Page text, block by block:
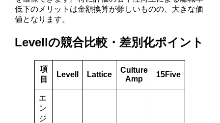
低下のメリットは金額換算が難しいものの、大きな価
値となります。
Levellの競合比較・差別化ポイント
項
目
Levell Lattice
Culture
Amp
15Five
エ
ン
ジ